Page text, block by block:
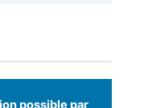
possible par